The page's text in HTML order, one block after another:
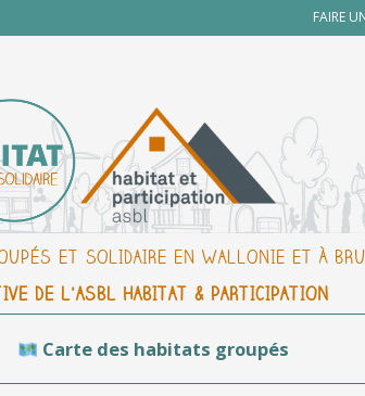
FAIRE
ET SOLIDAIRE EN WALLONIE ET À
DE L'ASBL HABITAT & PARTICIPATION
Carte des habitats groupés